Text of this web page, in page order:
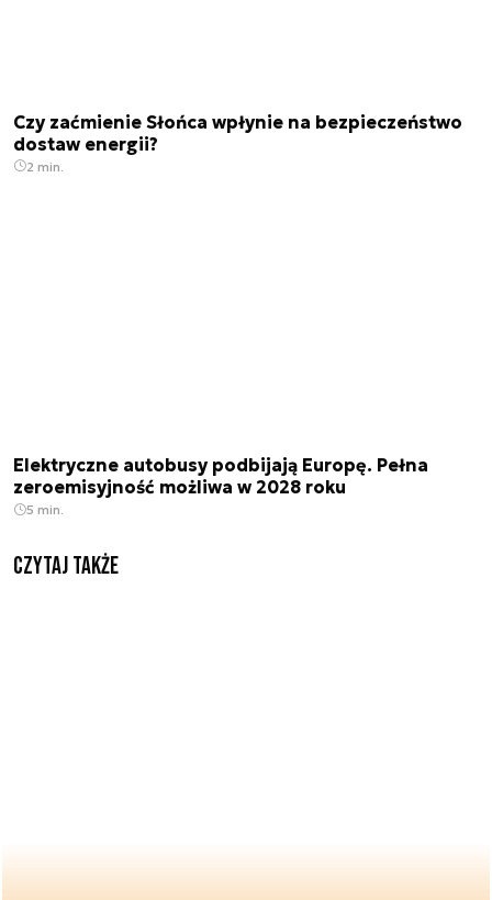
Czy zaćmienie Słońca wpłynie na bezpieczeństwo
dostaw energii?
2 min.
Elektryczne autobusy podbijają Europę. Pełna
zeroemisyjność możliwa w 2028 roku
5 min.
Czytaj także